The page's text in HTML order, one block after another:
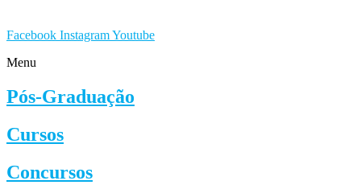
Facebook InstagramYoutube
Menu
Pós-Graduação
Cursos
Concursos